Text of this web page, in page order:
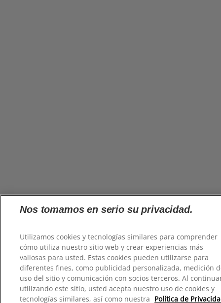
Nos tomamos en serio su privacidad.
Utilizamos cookies y tecnologías similares para comprender
cómo utiliza nuestro sitio web y crear experiencias más
valiosas para usted. Estas cookies pueden utilizarse para
diferentes fines, como publicidad personalizada, medición
uso del sitio y comunicación con socios terceros. Al
utilizando este sitio, usted acepta nuestro uso de cookies y
tecnologías similares, así como nuestra Política de